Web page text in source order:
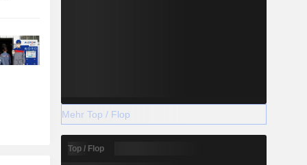
Mehr Top / Flop
Top / Flop